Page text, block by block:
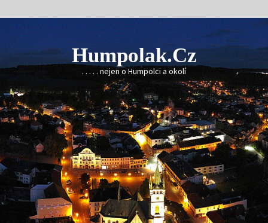
Humpolak.cz
. . . . . nejen o Humpolci a okolí